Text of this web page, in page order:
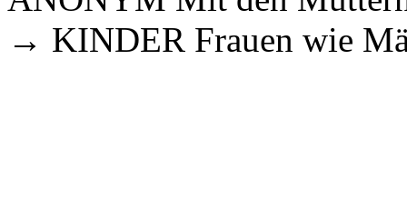
→ KINDER Frauen wie